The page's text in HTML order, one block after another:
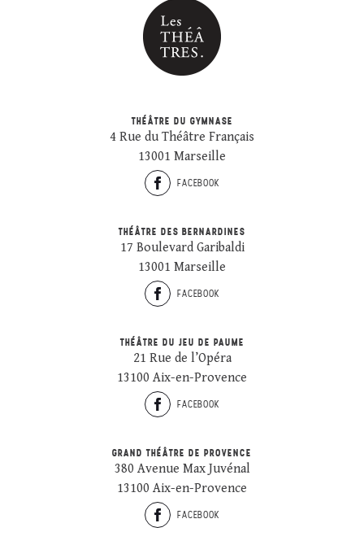
THÉÂTRE DU GYMNASE
4 Rue du Théâtre Français
13001 Marseille
FACEBOOK
THÉÂTRE DES BERNARDINES
17 Boulevard Garibaldi
13001 Marseille
FACEBOOK
THÉÂTRE DU JEU DE PAUME
21 Rue de l’Opéra
13100 Aix-en-Provence
FACEBOOK
GRAND THÉÂTRE DE PROVENCE
380 Avenue Max Juvénal
13100 Aix-en-Provence
FACEBOOK